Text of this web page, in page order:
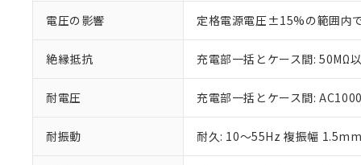
電圧の影響 定格電源電圧±15%の範囲内
絶縁抵抗 充電部一括とケース間: 50MΩ
耐電圧 充電部一括とケース間:
耐振動 耐久: 10～55Hz 複振幅
※当社の共同
いる法人を
EU RoHS指令（
51物質の非含有証
※本証明書は発行
また、RoHS指令
既に当社にて対応
り割愛しておりま